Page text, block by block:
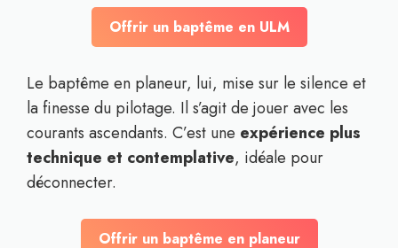
Offrir un baptême en ULM
Le baptême en planeur, lui, mise sur le silence et
la finesse du pilotage. Il s’agit de jouer avec les
courants ascendants. C’est une expérience plus
technique et contemplative, idéale pour
déconnecter.
Offrir un baptême en planeur